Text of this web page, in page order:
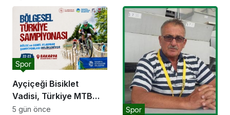
kavuşuyor
buluştu: “Gençlik ve
spor yatırımlarını
hayata geçirmeye
devam edeceğiz”
Ayçiçeği Bisiklet
Vadisi, Türkiye MTB
Şampiyonası’na ev
Spor
5 gün önce Spor